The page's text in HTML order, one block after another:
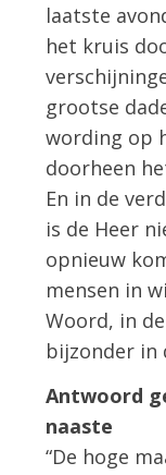
laatste
het kruis
grootse
wording op
doorheen
En in de
is de Heer
opnieuw
mensen in
Woord, in
bijzonder in
Antwoord
naaste
“De hoge